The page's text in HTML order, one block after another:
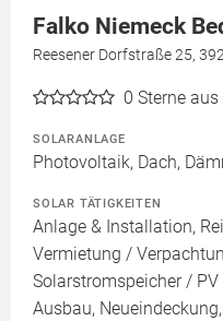
Falko Niemeck
Reesener Dorfstraße 25,
0 Sterne
SOLARANLAGE
Photovoltaik, Dach,
SOLAR TÄTIGKEITEN
Anlage & Installation,
Vermietung /
Solarstromspeicher / PV
Ausbau,